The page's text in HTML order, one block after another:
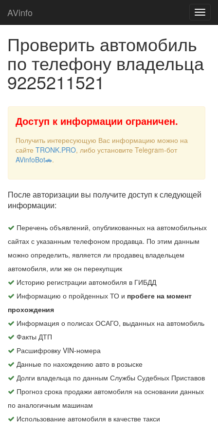
AVinfo
Проверить автомобиль
по телефону владельца
9225211521
Доступ к информации ограничен.
Получить интересующую Вас информацию можно на
сайте TRONK.PRO, либо установите Telegram-бот
AVinfoBot🚗.
После авторизации вы получите доступ к следующей
информации:
Перечень объявлений, опубликованных на автомобильных
сайтах с указанным телефоном продавца. По этим данным
можно определить, является ли продавец владельцем
автомобиля, или же он перекупщик
Историю регистрации автомобиля в ГИБДД
Информацию о пройденных ТО и пробеге на момент
прохождения
Информация о полисах ОСАГО, выданных на автомобиль
Факты ДТП
Расшифровку VIN-номера
Данные по нахождению авто в розыске
Долги владельца по данным Службы Судебных Приставов
Прогноз срока продажи автомобиля на основании данных
по аналогичным машинам
Использование автомобиля в качестве такси